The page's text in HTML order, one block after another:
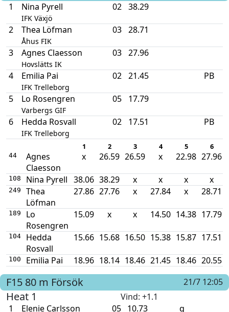
1
Nina Pyrell
IFK Växjö
02 38.29
2 Thea Löfman
Åhus FIK
03 28.71
3 Agnes Claesson
Hovslätts IK
03 27.96
4 Emilia Pai
IFK Trelleborg
02 21.45 PB
5 Lo Rosengren
Varbergs GIF
05 17.79
6 Hedda Rosvall
IFK Trelleborg
02 17.51 PB
1 2 3 4 5 6
44
Agnes
Claesson
x 26.59 26.59 x 22.98 27.96
108 Nina Pyrell 38.06 38.29 x x x x
249
Thea
Löfman
27.86 27.76 x 27.84 x 28.71
189
Lo
Rosengren
15.09 x x 14.50 14.38 17.79
104
Hedda
Rosvall
15.66 15.68 16.50 15.38 15.87 17.51
100 Emilia Pai 18.96 18.14 18.46 21.45 18.46 20.55
F15 80 m Försök 21/7 12:05
Heat 1 Vind: +1.1
1
Elenie Carlsson 05 10.73 q